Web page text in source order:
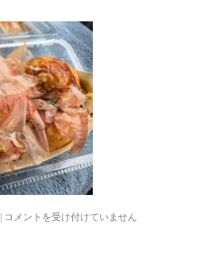
| お
コメントを受け付けていません